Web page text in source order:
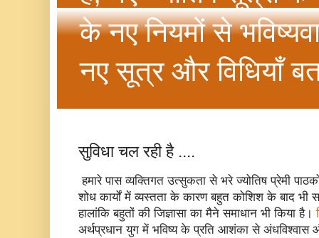
के नए नियमों से
नए सूत्र और विधियाँ
सुविधा चल रही है ....
हमारे पास व्‍यक्तिगत उत्‍सुकता से भरे ज्‍योतिष प्रेमी
शोध कार्यों में व्‍यस्‍तता के कारण बहुत कोशिश के बाद भी
हालांकि बहुतों की जिज्ञासा का मैने समाधान भी किया है।
अर्थप्रधान युग में भविष्‍य के प्रति आशंका से अंधविश्‍वास